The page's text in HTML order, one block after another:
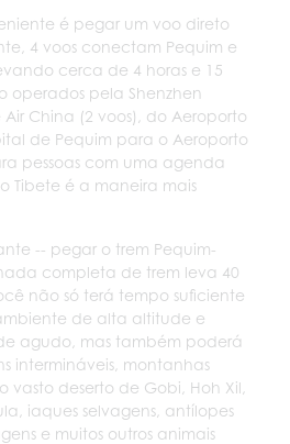
é pegar um voo direto
4 voos conectam Pequim e
cerca de 4 horas e 15
operados pela Shenzhen
Air China (2 voos), do Aeroporto
de Pequim para o Aeroporto
pessoas com uma agenda
Tibete é a maneira mais
-- pegar o trem Pequim-
completa de trem leva 40
não só terá tempo suficiente
de alta altitude e
agudo, mas também poderá
intermináveis, montanhas
vasto deserto de Gobi, Hoh Xil,
iaques selvagens, antílopes
e muitos outros animais